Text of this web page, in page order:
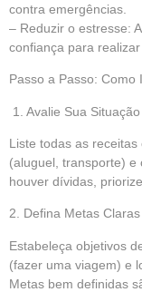
contra emergências.
– Reduzir o estresse:
confiança para realizar
Passo a Passo: Como
1. Avalie Sua Situação
Liste todas as
(aluguel, transporte) e
houver dívidas,
2. Defina Metas Claras
Estabeleça objetivos
(fazer uma viagem) e
Metas bem definidas